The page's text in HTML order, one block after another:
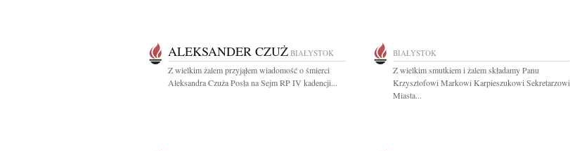
ALEKSANDER CZUŻ BIAŁYSTOK
Z wielkim żalem przyjąłem wiadomość o śmierci
Aleksandra Czuża Posła na Sejm RP IV kadencji...
BIAŁYSTOK
Z wielkim smutkiem i żalem składamy Panu
Krzysztofowi Markowi Karpieszukowi Sekretarzowi
Miasta...